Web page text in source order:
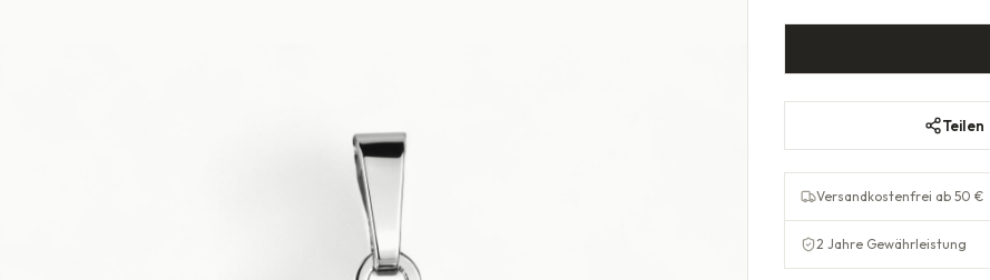
Teilen
Versandkostenfrei ab 50 €
2 Jahre Gewährleistung